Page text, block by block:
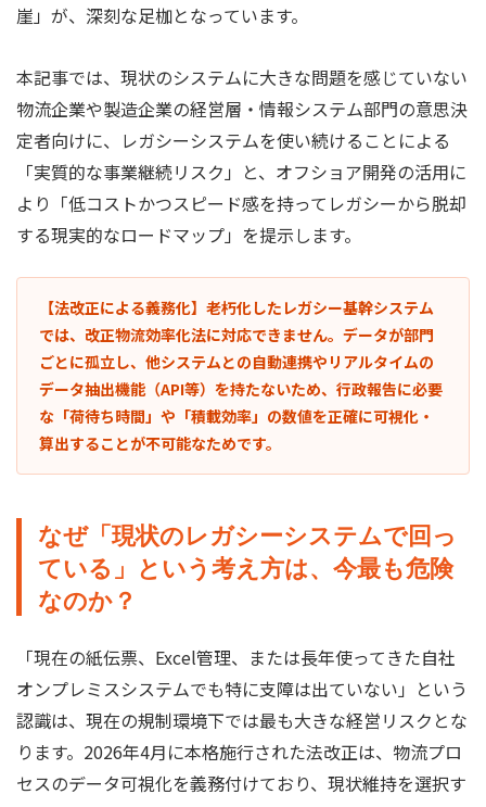
崖」が、深刻な足枷となっています。
本記事では、現状のシステムに大きな問題を感じていない
物流企業や製造企業の経営層・情報システム部門の意思決
定者向けに、レガシーシステムを使い続けることによる
「実質的な事業継続リスク」と、オフショア開発の活用に
より「低コストかつスピード感を持ってレガシーから脱却
する現実的なロードマップ」を提示します。
【法改正による義務化】老朽化したレガシー基幹システム
では、改正物流効率化法に対応できません。データが部門
ごとに孤立し、他システムとの自動連携やリアルタイムの
データ抽出機能（API等）を持たないため、行政報告に必要
な「荷待ち時間」や「積載効率」の数値を正確に可視化・
算出することが不可能なためです。
なぜ「現状のレガシーシステムで回っ
ている」という考え方は、今最も危険
なのか？
「現在の紙伝票、Excel管理、または長年使ってきた自社
オンプレミスシステムでも特に支障は出ていない」という
認識は、現在の規制環境下では最も大きな経営リスクとな
ります。2026年4月に本格施行された法改正は、物流プロ
セスのデータ可視化を義務付けており、現状維持を選択す